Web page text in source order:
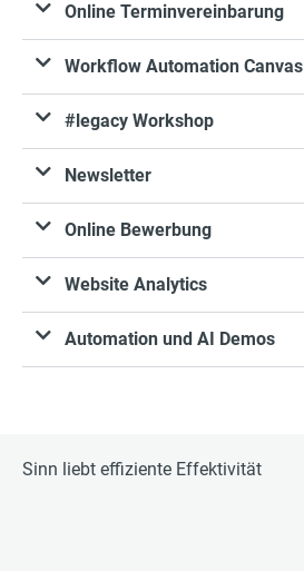
Online Terminvereinbarung
Workflow Automation Canvas
#legacy Workshop
Newsletter
Online Bewerbung
Website Analytics
Automation und AI Demos
Sinn liebt effiziente Effektivität